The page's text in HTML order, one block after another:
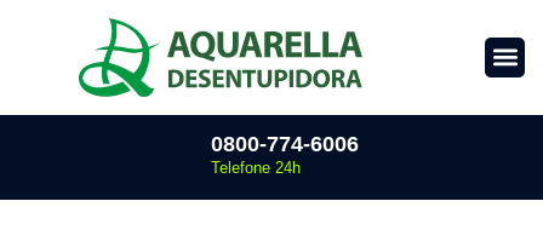
0800-774-6006
Telefone 24h